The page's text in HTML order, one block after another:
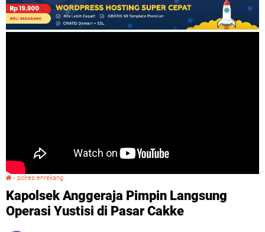
› polres enrekang
Kapolsek Anggeraja Pimpin Langsung
Operasi Yustisi di Pasar Cakke